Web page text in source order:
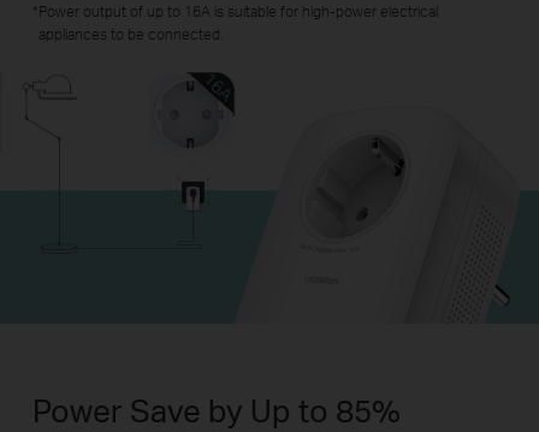
Power output of up to 16A is suitable for high-powerelectrical
appliances to be connected.
Power Save by Up to 85%